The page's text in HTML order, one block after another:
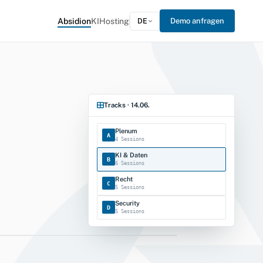
AbsidionKIHosting DE Demo anfragen
Tracks · 14.06.
A
Plenum
4 Sessions
B
KI & Daten
6 Sessions
C
Recht
5 Sessions
D
Security
5 Sessions